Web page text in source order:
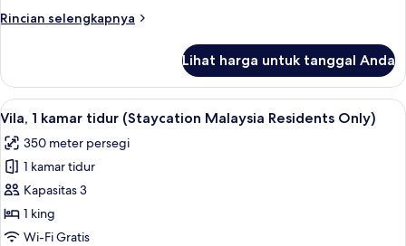
Residents
Rincian selengkapnya
Rincian
Canopy
Suite
(Staycation
Residents
Only)
Lihat harga untuk tanggal Anda
Lihat
semua
foto
untuk
Vila,
1
kamar
Seprai katun Mesir, seprai premium,
4
Vila, 1 kamar tidur (Staycation Malaysia Residents Only)
350 meter persegi
1 kamar tidur
Kapasitas 3
1 king
Wi-Fi Gratis